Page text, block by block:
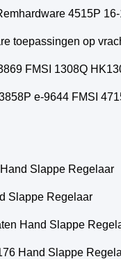
4515P
toepassingen op
FMSI 1308Q
e-9644 FMSI
Slappe Regelaar
Slappe Regelaar
Hand Slappe
Hand Slappe